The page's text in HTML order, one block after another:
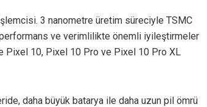
3 nanometre üretim süreciyle TSMC
performans ve verimlilikte önemli iyileştirmeler
Pixel 10, Pixel 10 Pro ve Pixel 10 Pro XL
daha büyük batarya ile daha uzun pil ömrü